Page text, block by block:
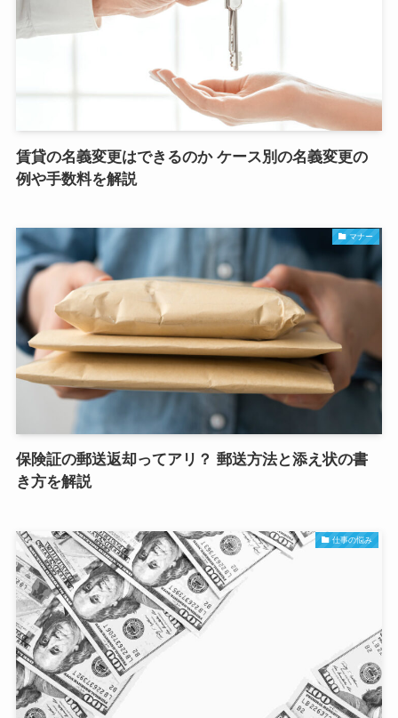
賃貸の名義変更はできるのか ケース別の名義変更の
例や手数料を解説
マナー
保険証の郵送返却ってアリ？ 郵送方法と添え状の書
き方を解説
仕事の悩み